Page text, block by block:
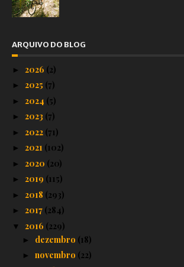
ARQUIVO DO BLOG
► 2026 (2)
► 2025 (7)
► 2024 (5)
► 2023 (7)
► 2022 (71)
► 2021 (102)
► 2020 (20)
► 2019 (115)
► 2018 (293)
► 2017 (284)
▼ 2016 (229)
► dezembro (18)
► novembro (22)